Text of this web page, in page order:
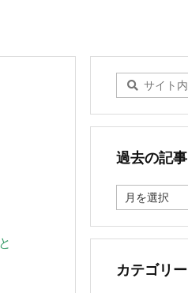
過去の記事
去
記
カテゴリー